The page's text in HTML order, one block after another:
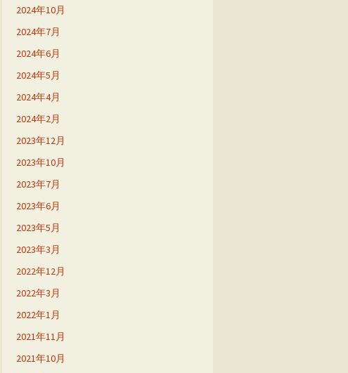
2024年10月
2024年7月
2024年6月
2024年5月
2024年4月
2024年2月
2023年12月
2023年10月
2023年7月
2023年6月
2023年5月
2023年3月
2022年12月
2022年3月
2022年1月
2021年11月
2021年10月